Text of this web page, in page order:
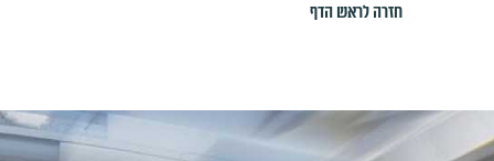
חזרה לראש הדף